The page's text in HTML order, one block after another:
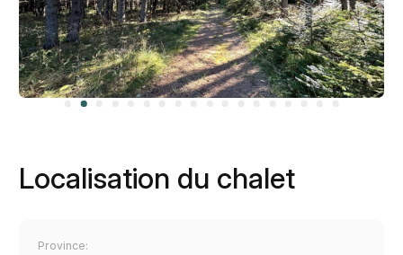
Localisation du chalet
Province: